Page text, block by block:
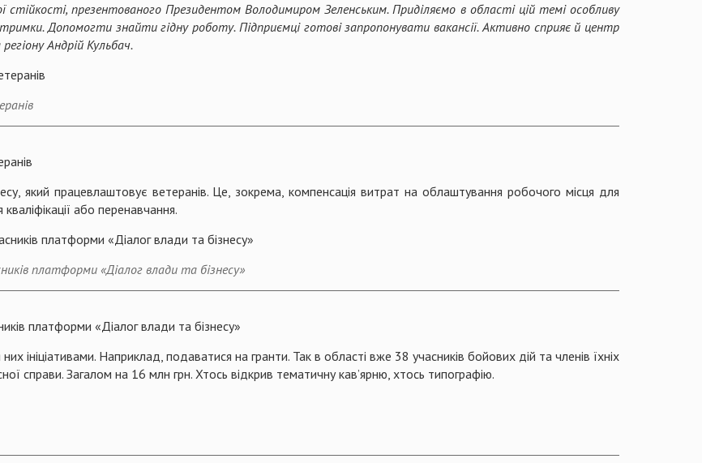
стійкості, презентованого Президентом Володимиром Зеленським. Приділяємо в області цій темі особливу
Допомогти знайти гідну роботу. Підприємці готові запропонувати вакансії. Активно сприяє й центр
Андрій Кульбач.
який працевлаштовує ветеранів. Це, зокрема, компенсація витрат на облаштування робочого місця для
або перенавчання.
платформи «Діалог влади та бізнесу»
платформи «Діалог влади та бізнесу»
ініціативами. Наприклад, подаватися на гранти. Так в області вже 38 учасників бойових дій та членів їхніх
справи. Загалом на 16 млн грн. Хтось відкрив тематичну кав’ярню, хтось типографію.